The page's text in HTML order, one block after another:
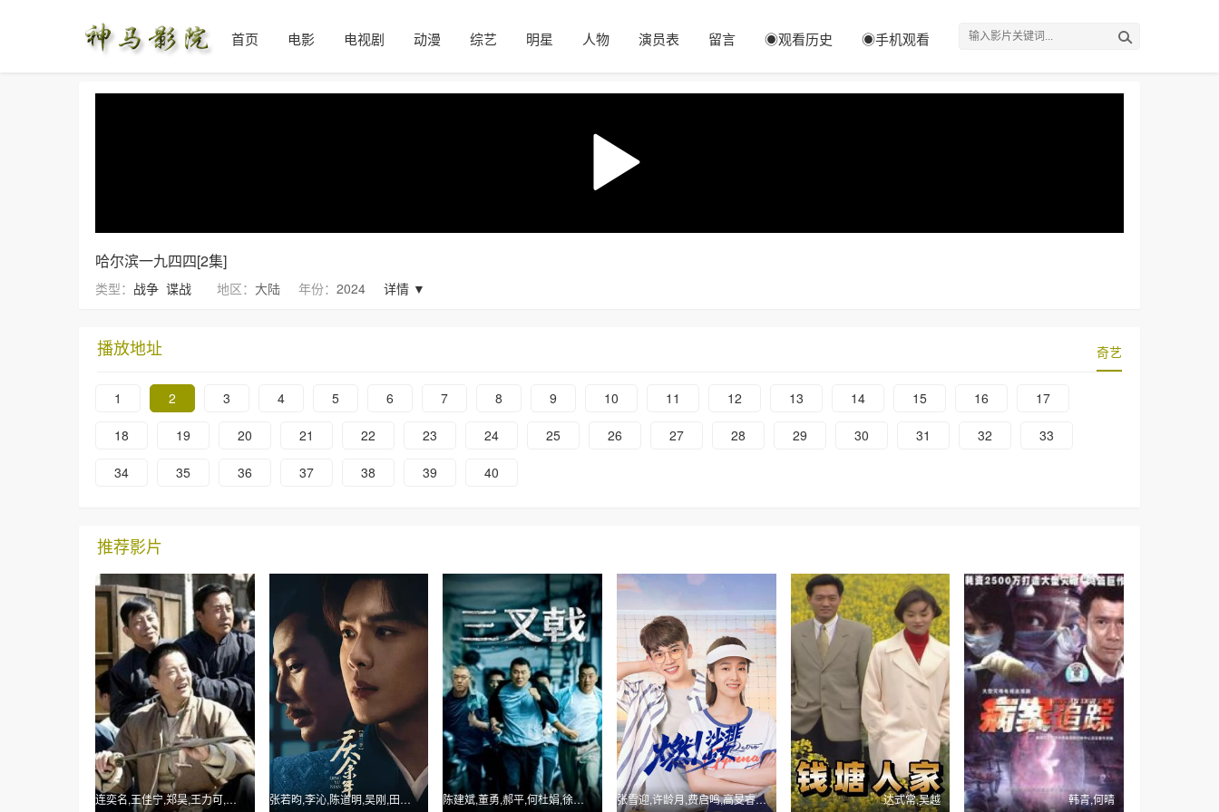
首页 电影 电视剧 动漫 综艺 明星 人物 演员表 留言 ◉观看历史 ◉手机观看
哈尔滨一九四四[2集]
类型： 战争 谍战 地区： 大陆 年份： 2024 详情 ▼
播放地址 奇艺
1 2 3 4 5 6 7 8 9 10 11 12 13 14 15 16 17
18 19 20 21 22 23 24 25 26 27 28 29 30 31 32 33
34 35 36 37 38 39 40
推荐影片
连奕名,王佳宁,郑昊,王力可,刘威 张若昀,李沁,陈道明,吴刚,田雨,李小冉,俞飞鸿 陈建斌,董勇,郝平,何杜娟,徐绍瑛 张雪迎,许龄月,费启鸣,高旻睿,苏可,张棪琰 达式常,吴越 韩青,何晴